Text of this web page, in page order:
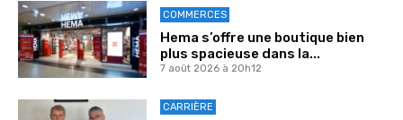
COMMERCES
Hema s’offre une boutique bien
plus spacieuse dans la...
7 août 2026 à 20h12
CARRIÈRE